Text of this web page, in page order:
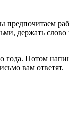
держать
года. Потом
вам ответят.